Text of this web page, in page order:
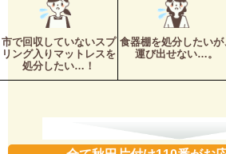
市で回収していないスプ
リング入りマットレスを
処分したい…！
食器棚を処分したいが
運び出せない…。